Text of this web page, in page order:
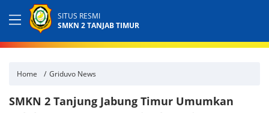
SITUS RESMI
SMKN 2 TANJAB TIMUR
Home Griduvo News
SMKN 2 Tanjung Jabung Timur Umumkan